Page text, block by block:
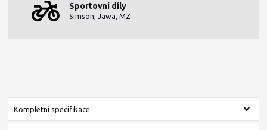
Sportovní díly
Simson, Jawa, MZ
Kompletní specifikace